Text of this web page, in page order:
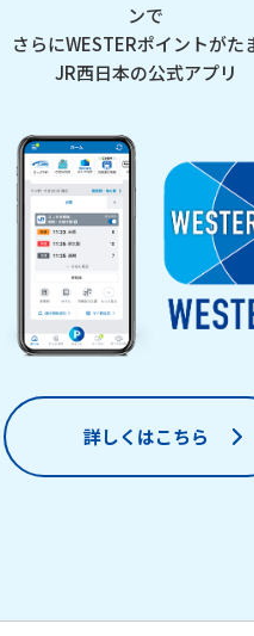
ンで
さらにWESTERポイントがた
JR西日本の公式アプリ
詳しくはこちら